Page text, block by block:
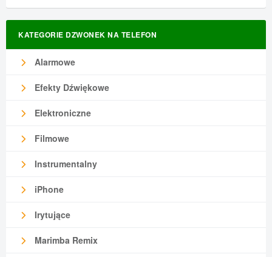
KATEGORIE DZWONEK NA TELEFON
Alarmowe
Efekty Dźwiękowe
Elektroniczne
Filmowe
Instrumentalny
iPhone
Irytujące
Marimba Remix